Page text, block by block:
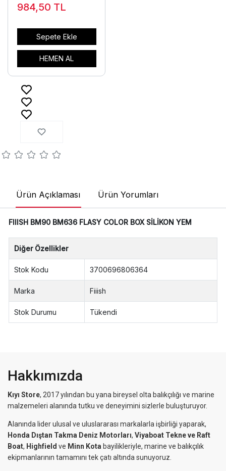
984,50 TL
Sepete Ekle
HEMEN AL
Ürün Açıklaması Ürün Yorumları
FIIISH BM90 BM636 FLASY COLOR BOX SİLİKON YEM
Diğer Özellikler
Stok Kodu 3700696806364
Marka Fiiish
Stok Durumu Tükendi
Hakkımızda
Kıyı Store, 2017 yılından bu yana bireysel olta balıkçılığı ve marine
malzemeleri alanında tutku ve deneyimini sizlerle buluşturuyor.
Alanında lider ulusal ve uluslararası markalarla işbirliği yaparak,
Honda Dıştan Takma Deniz Motorları, Viyaboat Tekne ve Raft
Boat, Highfield ve Minn Kota bayilikleriyle, marine ve balıkçılık
ekipmanlarının tamamını tek çatı altında sunuyoruz.